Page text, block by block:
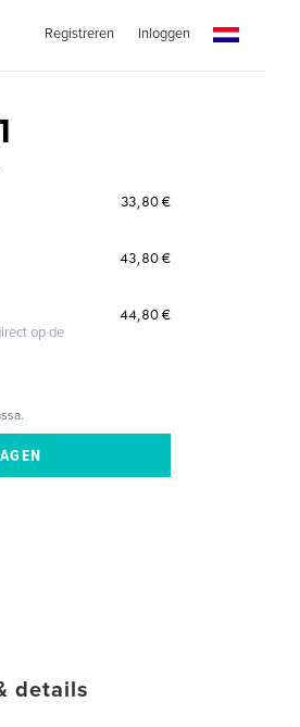
Registreren Inloggen
33,80 €
43,80 €
op de
44,80 €
details